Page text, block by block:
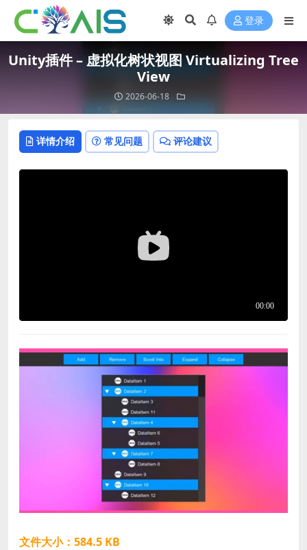
登录
Unity插件 – 虚拟化树状视图 Virtualizing Tree
View
2026-06-18
详情介绍 常见问题 评论建议
文件大小：584.5 KB